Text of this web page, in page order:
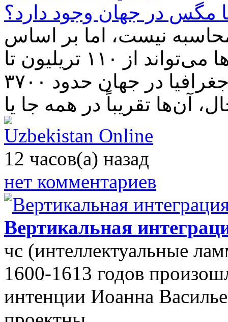
مگس در جهان وجود دارد؟
نیست، اما بر اساس
ارزیابی‌های معتبر متخصصان، جمعیت کل آن‌ها می‌تواند از ۱۱۰ تریلیون تا
چندین کواندریلئون نمونه باشد. تنوع گونه‌ای و جغرافیا در جهان حدود ۳۷۰۰
Uzbekistan Online
12 часов(а) назад
нет комментариев
Вертикальная
чс (интеллектуальные
1600-1613 годов
интенции Иоанна